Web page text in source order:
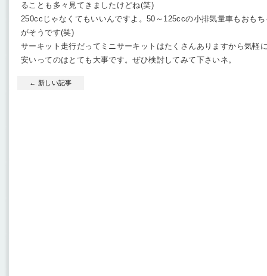
ることも多々見てきましたけどね(笑)
250ccじゃなくてもいいんですよ。50～125ccの小排気量車もおも
がそうです(笑)
サーキット走行だってミニサーキットはたくさんありますから気軽
安いってのはとても大事です。ぜひ検討してみて下さいネ。
← 新しい記事